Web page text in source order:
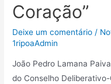
Coração”
Deixe um comentário /
1ripoaAdmin
João Pedro Lamana
do Conselho